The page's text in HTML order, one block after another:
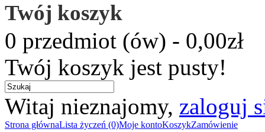
Twój koszyk
0 przedmiot (ów) - 0,00zł
Twój koszyk jest pusty!
Witaj nieznajomy, zaloguj
Strona głównaLista życzeń (0)Moje kontoKoszykZamówienie